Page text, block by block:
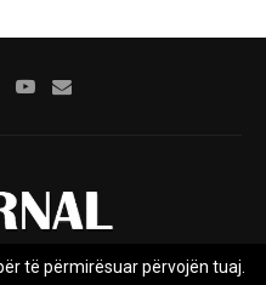
të përmirësuar përvojën tuaj.